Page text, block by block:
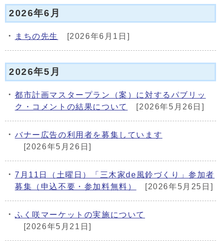
2026年6月
まちの先生 [2026年6月1日]
2026年5月
都市計画マスタープラン（案）に対するパブリッ
ク・コメントの結果について
[2026年5月26日]
バナー広告の利用者を募集しています
[2026年5月26日]
7月11日（土曜日）「三木家de風鈴づくり」参加者
募集（申込不要・参加料無料）
[2026年5月25日]
ふく咲マーケットの実施について
[2026年5月21日]